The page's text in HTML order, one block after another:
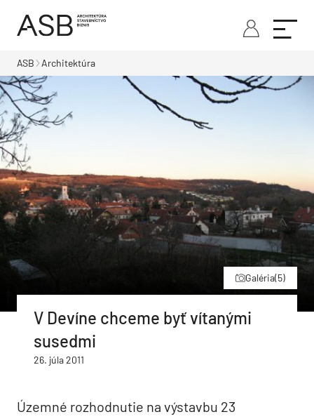
ASB Architektúra
Galéria(5)
V Devíne chceme byť vítanými
susedmi
26. júla 2011
Územné rozhodnutie na výstavbu 23